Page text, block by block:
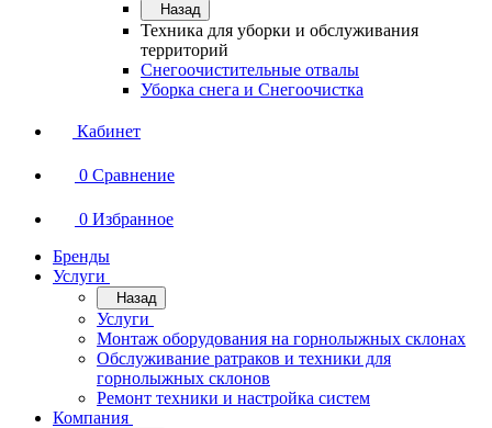
Назад
Техника для уборки и обслуживания
территорий
Снегоочистительные отвалы
Уборка снега и Снегоочистка
Кабинет
0 Сравнение
0 Избранное
Бренды
Услуги
Назад
Услуги
Монтаж оборудования на горнолыжных склонах
Обслуживание ратраков и техники для
горнолыжных склонов
Ремонт техники и настройка систем
Компания